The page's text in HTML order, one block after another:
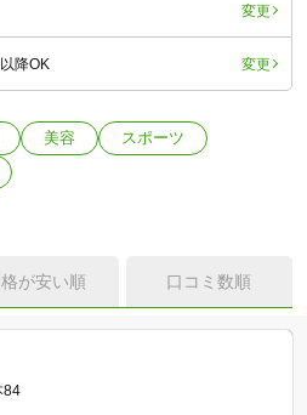
変更
降OK 変更
美容
スポーツ
が安い順 口コミ数順
84
た」